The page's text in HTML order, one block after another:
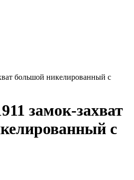
большой никелированный с
замок-захват
с